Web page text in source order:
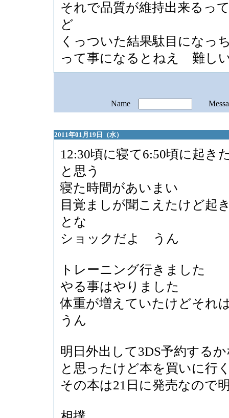
それで品質が維持出来るっ
ど
くっついた結果駄目になっ
って事になるとねえ 難し
Name
2011年01月19日（水）
12:30頃に寝て6:50頃に起き
と思う
寝た時間があいまい
目覚ましが聞こえたけど起
とな
ショックだよ うん
トレーニング行きました
やる事はやりました
体重が増えていたけどそれ
うん
明日外出して3DS予約する
と思ったけど本を買いに行
その本は21日に発売なので